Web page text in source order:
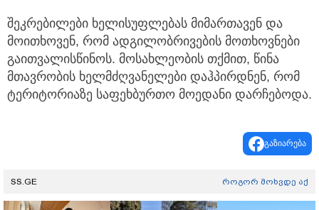
შეკრებილები ხელისუფლებას მიმართავენ და
მოითხოვენ, რომ ადგილობრივების მოთხოვნები
გაითვალისწინოს. მოსახლეობის თქმით, წინა
მთავრობის ხელმძღვანელები დაჰპირდნენ, რომ
ტერიტორიაზე საფეხბურთო მოედანი დარჩებოდა.
გაზიარება
SS.GE როგორ მოხვდე აქ